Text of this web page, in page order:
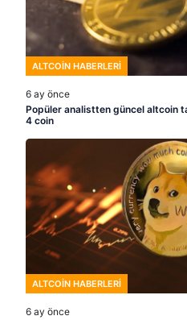
ALTCOIN HABERLERI
6 ay önce
Popüler analistten güncel altcoin
4 coin
ALTCOIN HABERLERI
6 ay önce